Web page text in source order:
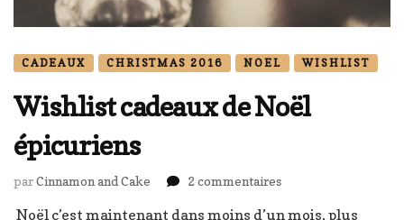
CADEAUX CHRISTMAS 2016 NOEL WISHLIST
Wishlist cadeaux de Noël
épicuriens
parCinnamon and Cake 2 commentairessur
Noël c’est maintenant dans moins d’un mois, plus